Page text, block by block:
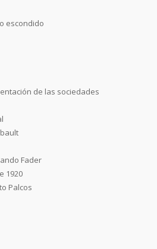
escondido
de las sociedades
Fader
1920
Palcos